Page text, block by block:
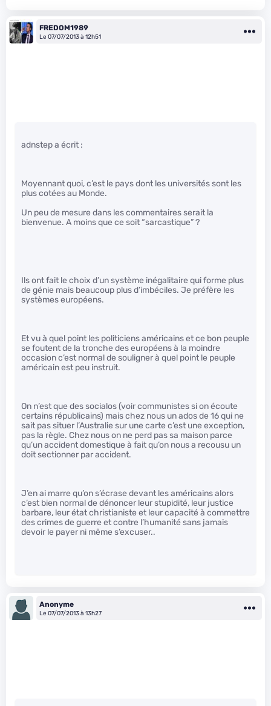
FREDOM1989
Le 07/07/2013 à 12h51
adnstep a écrit :
Moyennant quoi, c’est le pays dont les universités sont les
plus cotées au Monde.
Un peu de mesure dans les commentaires serait la
bienvenue. A moins que ce soit “sarcastique” ?
Ils ont fait le choix d’un système inégalitaire qui forme plus
de génie mais beaucoup plus d’imbéciles. Je préfère les
systèmes européens.
Et vu à quel point les politiciens américains et ce bon peuple
se foutent de la tronche des européens à la moindre
occasion c’est normal de souligner à quel point le peuple
américain est peu instruit.
On n’est que des socialos (voir communistes si on écoute
certains républicains) mais chez nous un ados de 16 qui ne
sait pas situer l’Australie sur une carte c’est une exception,
pas la règle. Chez nous on ne perd pas sa maison parce
qu’un accident domestique à fait qu’on nous a recousu un
doit sectionner par accident.
J’en ai marre qu’on s’écrase devant les américains alors
c’est bien normal de dénoncer leur stupidité, leur justice
barbare, leur état christianiste et leur capacité à commettre
des crimes de guerre et contre l’humanité sans jamais
devoir le payer ni même s’excuser..
Anonyme
Le 07/07/2013 à 13h27